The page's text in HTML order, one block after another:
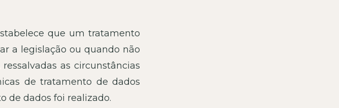
que um tratamento
a legislação ou quando não
as circunstâncias
de tratamento de dados
de dados foi realizado.